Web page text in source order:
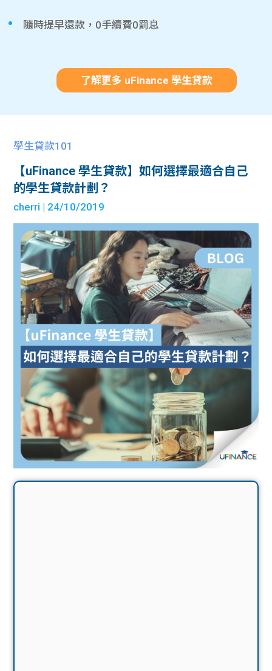
隨時提早還款，0手續費0罰息
了解更多 uFinance 學生貸款
學生貸款101
【uFinance 學生貸款】如何選擇最適合自己
的學生貸款計劃？
cherri | 24/10/2019